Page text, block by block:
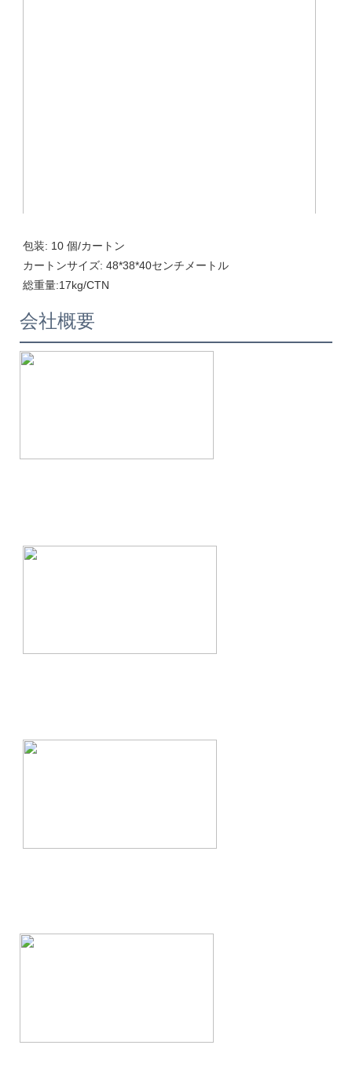
包装: 10 個/カートン
カートンサイズ: 48*38*40センチメートル
会社概要